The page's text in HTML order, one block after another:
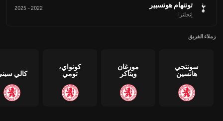
توتنهام هوتسبير
إنجلترا
2022
-
2025
زملاء الفريق
سونتجي
هانسين
مورغان
ويتاكر
كونواي،
تومي
كالي